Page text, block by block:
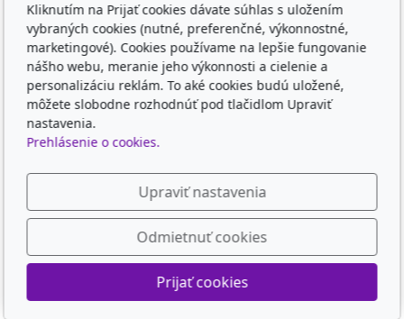
FILTR-FILTRY.CZ
FILTER-FILTERS.EU
KD-FILTER
KD-FILTER, Průmyslová filtrace s.r.o. - HYDRAULICKÉ
FILTRY, PRŮM
Sledujte nás
© 2026KD-FILTER, Průmyslová filtrace s.r.o.
PoháňanýinPages AI
Kliknutím na Prijať cookies dávate súhlas s uložením
vybraných cookies (nutné, preferenčné, výkonnostné,
marketingové). Cookies používame na lepšie fungovanie
nášho webu, meranie jeho výkonnosti a cielenie a
personalizáciu reklám. To aké cookies budú uložené,
môžete slobodne rozhodnúť pod tlačidlom Upraviť
nastavenia.
Prehlásenie o cookies.
Upraviť nastavenia
Odmietnuť cookies
Prijať cookies